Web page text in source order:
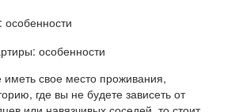
свое место проживания,
где вы не будете зависеть от